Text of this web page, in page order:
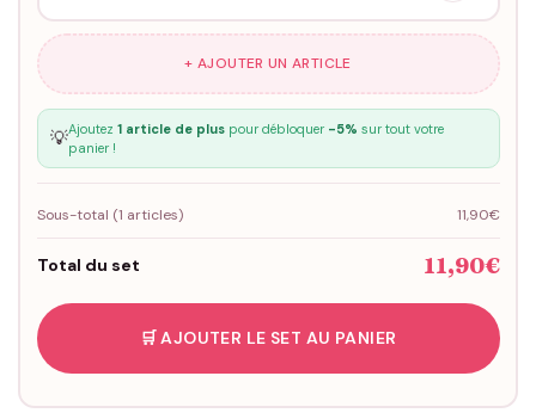
+ AJOUTER UN ARTICLE
💡Ajoutez 1 article de pluspour débloquer -5% sur tout votre
panier !
Sous-total (1 articles) 11,90€
Total du set 11,90€
🛒 AJOUTER LE SET AU PANIER